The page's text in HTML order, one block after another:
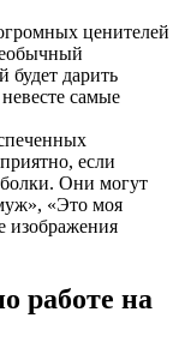
ценителей
дарить
самые
если
Они могут
«Это моя
изображения
работе на